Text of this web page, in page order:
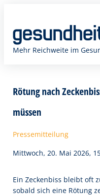
springen
Mehr Reichweite im
Rötung nach
müssen
Pressemitteilung
Mittwoch, 20. Mai 2026,
Ein Zeckenbiss bleibt oft
sobald sich eine Rötung